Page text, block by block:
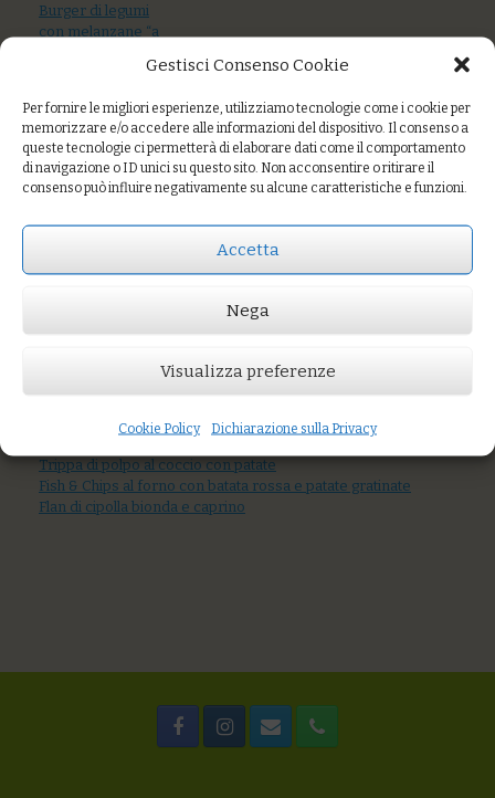
Gestisci Consenso Cookie
Per fornire le migliori esperienze, utilizziamo tecnologie come i cookie per
memorizzare e/o accedere alle informazioni del dispositivo. Il consenso a
queste tecnologie ci permetterà di elaborare dati come il comportamento
di navigazione o ID unici su questo sito. Non acconsentire o ritirare il
consenso può influire negativamente su alcune caratteristiche e funzioni.
Accetta
Nega
Visualizza preferenze
Cookie Policy Dichiarazione sulla Privacy
Trippa di polpo al coccio con patate
Fish & Chips al forno con batata rossa e patate gratinate
Flan di cipolla bionda e caprino
Burger di legumi
con melanzane “a
salmone selvaggio
insalatina